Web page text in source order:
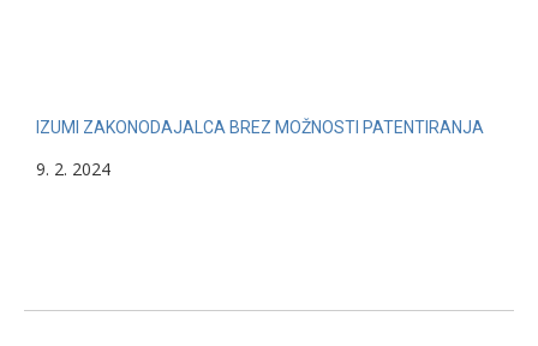
IZUMI ZAKONODAJALCA BREZ MOŽNOSTI PATENTIRANJA
9. 2. 2024